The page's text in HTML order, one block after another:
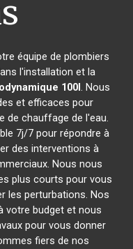
équipe de plombiers
l'installation et la
100l. Nous
et efficaces pour
de chauffage de l'eau.
7j/7 pour répondre à
des interventions à
Nous nous
plus courts pour vous
les perturbations. Nos
budget et nous
pour vous donner
fiers de nos